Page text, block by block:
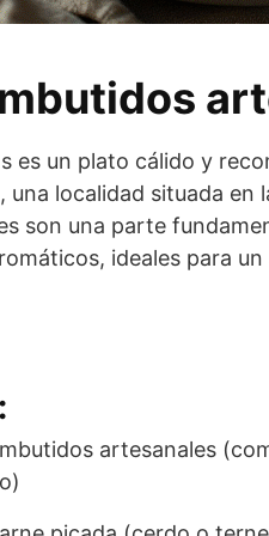
es un plato cálido y
una localidad situada
son una parte
ideales para
artesanales